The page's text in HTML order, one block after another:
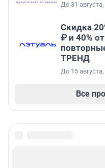
До 31
Скидка
₽ и 40%
ТРЕНД
До 15
Все